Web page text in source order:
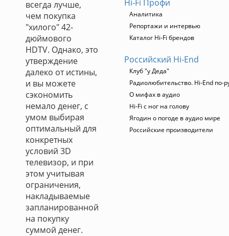
всегда лучше,
чем покупка
"хилого" 42-
дюймового
HDTV. Однако, это
утверждение
далеко от истины,
и вы можете
сэкономить
немало денег, с
умом выбирая
оптимальный для
конкретных
условий 3D
телевизор, и при
этом учитывая
ограничения,
накладываемые
запланированной
на покупку
суммой денег.
Hi-Fi Профи
Аналитика
Репортажи и интервью
Каталог Hi-Fi брендов
Российский Hi-End
Клуб "у Деда"
Радиолюбительство. Hi-End по-
О мифах в аудио
Hi-Fi с ног на голову
Ягодин о погоде в аудио мире
Российские производители